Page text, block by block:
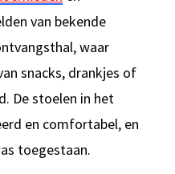
van bekende
waar
snacks, drankjes of
De stoelen in het
en comfortabel, en
toegestaan.